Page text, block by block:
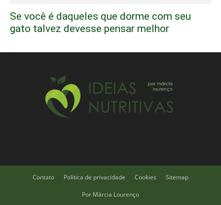
Se você é daqueles que dorme com seu
gato talvez devesse pensar melhor
Contato Política de privacidade Cookies Sitemap
Por Márcia Lourenço